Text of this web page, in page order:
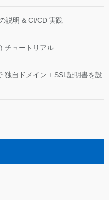
説明 & CI/CD 実践
チュートリアル
独自ドメイン + SSL証明書を設